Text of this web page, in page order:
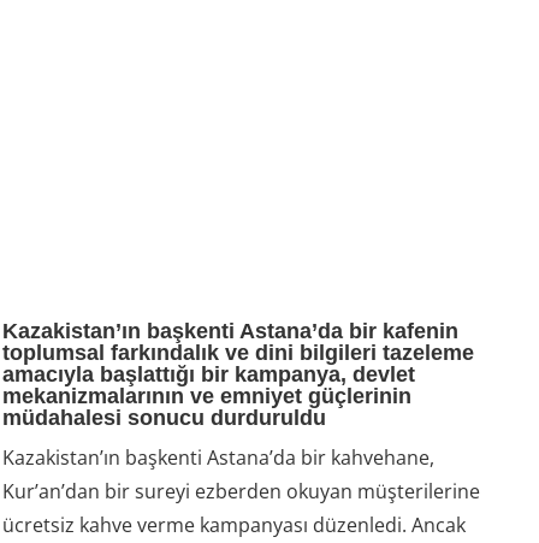
Kazakistan’ın başkenti Astana’da bir kafenin
toplumsal farkındalık ve dini bilgileri tazeleme
amacıyla başlattığı bir kampanya, devlet
mekanizmalarının ve emniyet güçlerinin
müdahalesi sonucu durduruldu
Kazakistan’ın başkenti Astana’da bir kahvehane,
Kur’an’dan bir sureyi ezberden okuyan müşterilerine
ücretsiz kahve verme kampanyası düzenledi. Ancak